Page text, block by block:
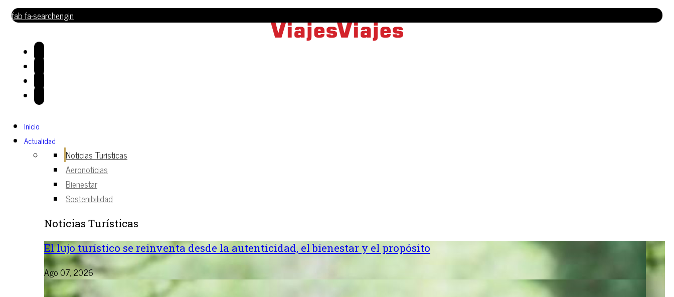
fab fa-searchengin
Inicio
Actualidad
Noticias Turisticas
Aeronoticias
Bienestar
Sostenibilidad
Noticias Turísticas
El lujo turístico se reinventa desde la autenticidad, el bienestar y el propósito
Ago 07, 2026